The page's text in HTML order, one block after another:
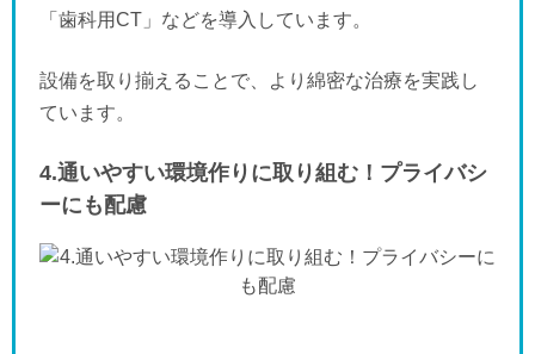
「歯科用CT」などを導入しています。
設備を取り揃えることで、より綿密な治療を実践し
ています。
4.通いやすい環境作りに取り組む！プライバシ
ーにも配慮